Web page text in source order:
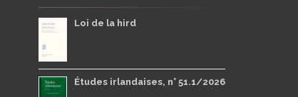
Loi de la hird
Études irlandaises, n° 51.1/2026